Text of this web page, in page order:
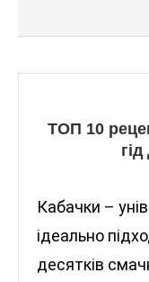
ТОП 10
Кабачки –
ідеально
десятків